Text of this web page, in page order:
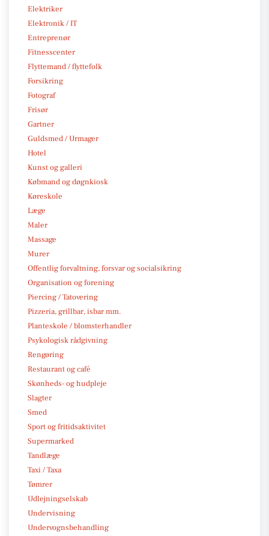
Elektriker
Elektronik / IT
Entreprenør
Fitnesscenter
Flyttemand / flyttefolk
Forsikring
Fotograf
Frisør
Gartner
Guldsmed / Urmager
Hotel
Kunst og galleri
Købmand og døgnkiosk
Køreskole
Læge
Maler
Massage
Murer
Offentlig forvaltning, forsvar og socialsikring
Organisation og forening
Piercing / Tatovering
Pizzeria, grillbar, isbar mm.
Planteskole / blomsterhandler
Psykologisk rådgivning
Rengøring
Restaurant og café
Skønheds- og hudpleje
Slagter
Smed
Sport og fritidsaktivitet
Supermarked
Tandlæge
Taxi / Taxa
Tømrer
Udlejningselskab
Undervisning
Undervognsbehandling